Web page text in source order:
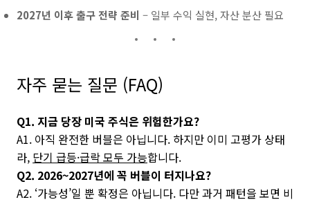
2027년 이후 출구 전략 준비 – 일부 수익 실현, 자산 분산 필요
자주 묻는 질문 (FAQ)
Q1. 지금 당장 미국 주식은 위험한가요?
A1. 아직 완전한 버블은 아닙니다. 하지만 이미 고평가 상태
라, 단기 급등·급락 모두 가능합니다.
Q2. 2026~2027년에 꼭 버블이 터지나요?
A2. ‘가능성’일 뿐 확정은 아닙니다. 다만 과거 패턴을 보면 비